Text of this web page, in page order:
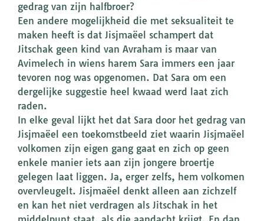
gedrag van zijn halfbroer?
Een andere mogelijkheid die met seksualiteit te
maken heeft is dat Jisjmaëel schampert dat
Jitschak geen kind van Avraham is maar van
Avimelech in wiens harem Sara immers een jaar
tevoren nog was opgenomen. Dat Sara om een
dergelijke suggestie heel kwaad werd laat zich
raden.
In elke geval lijkt het dat Sara door het gedrag van
Jisjmaëel een toekomstbeeld ziet waarin Jisjmaëel
volkomen zijn eigen gang gaat en zich op geen
enkele manier iets aan zijn jongere broertje
gelegen laat liggen. Ja, erger zelfs, hem volkomen
overvleugelt. Jisjmaëel denkt alleen aan zichzelf
en kan het niet verdragen als Jitschak in het